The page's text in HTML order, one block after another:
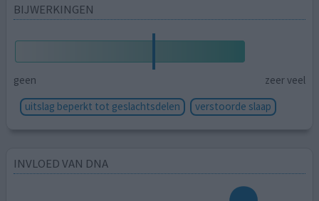
BIJWERKINGEN
geen
zeer veel
uitslag beperkt tot geslachtsdelen
verstoorde slaap
INVLOED VAN DNA